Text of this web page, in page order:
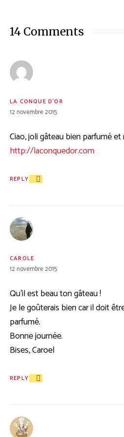
14 Comments
LA CONQUE D'OR
12 novembre 2015
Ciao, joli gâteau bien parfumé
http://laconquedor.com
REPLY
CAROLE
12 novembre 2015
Qu’il est beau ton gâteau !
Je le goûterais bien car il doit
parfumé.
Bonne journée.
Bises, Caroel
REPLY